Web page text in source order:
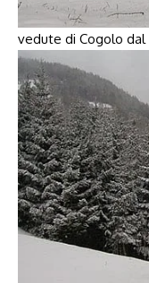
vedute di Cogolo dal